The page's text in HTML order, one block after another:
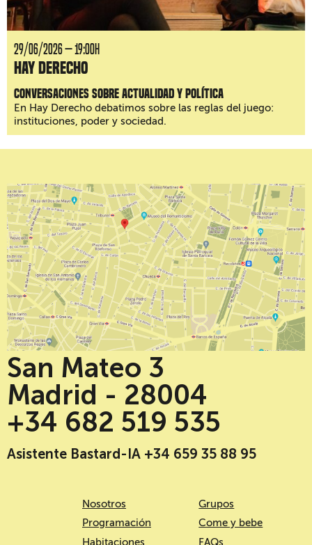
29/06/2026 — 19:00H
Hay Derecho
Conversaciones sobre actualidad y política
En Hay Derecho debatimos sobre las reglas del juego:
instituciones, poder y sociedad.
San Mateo 3
Madrid - 28004
+34 682 519 535
Asistente Bastard-IA +34 659 35 88 95
Nosotros
Programación
Habitaciones
Grupos
Come y bebe
FAQs